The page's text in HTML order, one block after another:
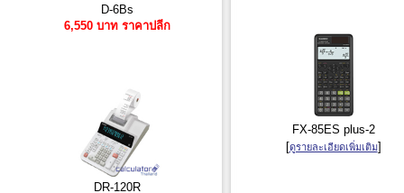
D-6Bs
6,550 บาท ราคาปลีก
DR-120R
FX-85ES plus-2
[ดูรายละเอียดเพิ่มเติม]